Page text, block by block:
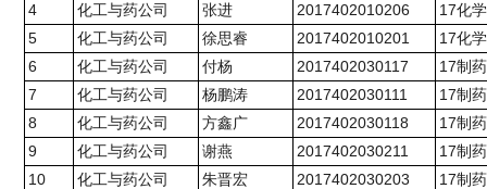
4
化工与药公司 张进 2017402010206
17化
5
化工与药公司 徐思睿 2017402010201
17化
6
化工与药公司 付杨 2017402030117
17制
7
化工与药公司 杨鹏涛 2017402030111
17制
8
化工与药公司 方鑫广 2017402030118
17制
9
化工与药公司 谢燕 2017402030211
17制
10
化工与药公司 朱晋宏 2017402030203
17制